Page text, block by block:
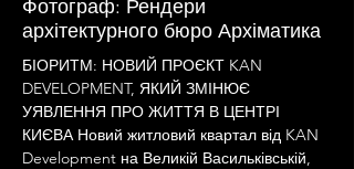
Фотограф: Рендери
архітектурного бюро Архіматика
БІОРИТМ: НОВИЙ ПРОЄКТ KAN
DEVELOPMENT, ЯКИЙ ЗМІНЮЄ
УЯВЛЕННЯ ПРО ЖИТТЯ В ЦЕНТРІ
КИЄВА Новий житловий квартал від KAN
Development на Великій Васильківській,